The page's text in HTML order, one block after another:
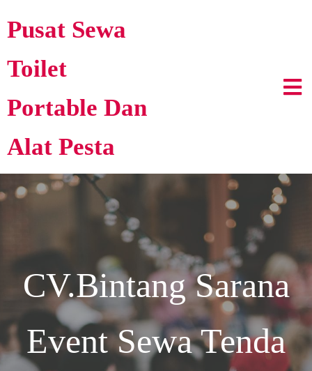
Pusat Sewa
Toilet
Portable Dan
Alat Pesta
CV.Bintang Sarana
EventSewa Tenda